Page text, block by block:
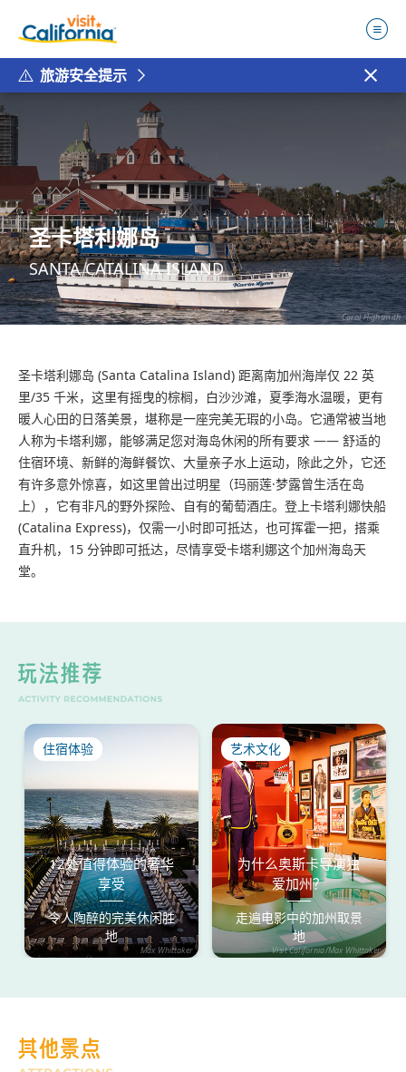
旅游安全提示
Carol Highsmith
圣卡塔利娜岛
SANTA CATALINA ISLAND
圣卡塔利娜岛 (Santa Catalina Island) 距离南加州海岸仅 22 英
里/35 千米，这里有摇曳的棕榈，白沙沙滩，夏季海水温暖，更有
暖人心田的日落美景，堪称是一座完美无瑕的小岛。它通常被当地
人称为卡塔利娜，能够满足您对海岛休闲的所有要求 —— 舒适的
住宿环境、新鲜的海鲜餐饮、大量亲子水上运动，除此之外，它还
有许多意外惊喜，如这里曾出过明星（玛丽莲·梦露曾生活在岛
上），它有非凡的野外探险、自有的葡萄酒庄。登上卡塔利娜快船
(Catalina Express)，仅需一小时即可抵达，也可挥霍一把，搭乘
直升机，15 分钟即可抵达，尽情享受卡塔利娜这个加州海岛天
堂。
Max Whittaker
住宿体验
12处值得体验的奢华
享受
令人陶醉的完美休闲胜
地
Visit California/Max Whittaker
艺术文化
为什么奥斯卡导演独
爱加州？
走遍电影中的加州取景
地